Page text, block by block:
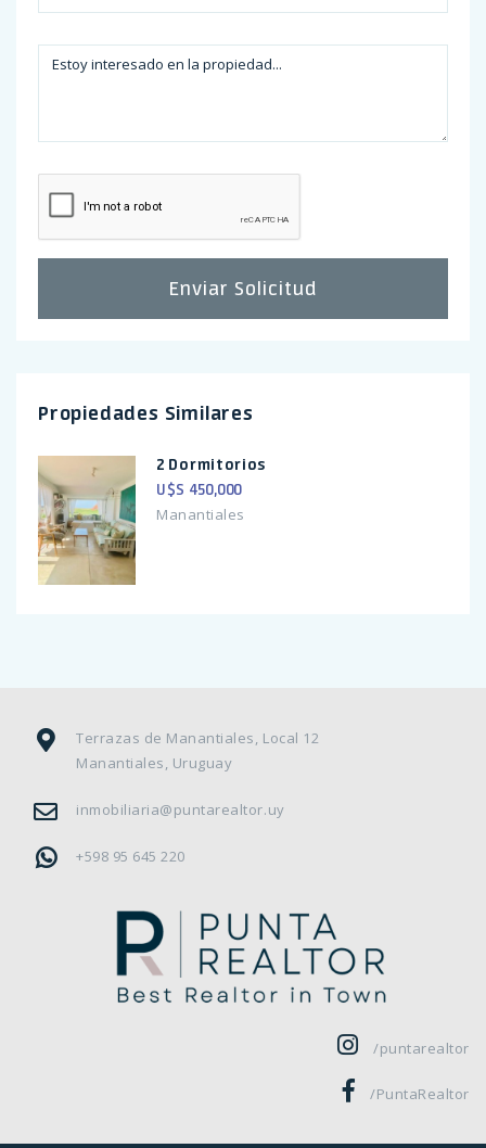
Enviar Solicitud
Propiedades Similares
2 Dormitorios
U$S 450,000
Manantiales
Terrazas de Manantiales, Local 12
Manantiales, Uruguay
inmobiliaria@puntarealtor.uy
+598 95 645 220
/puntarealtor
/PuntaRealtor